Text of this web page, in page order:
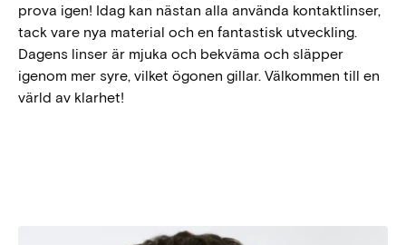
prova igen! Idag kan nästan alla använda kontaktlinser,
tack vare nya material och en fantastisk utveckling.
Dagens linser är mjuka och bekväma och släpper
igenom mer syre, vilket ögonen gillar. Välkommen till en
värld av klarhet!